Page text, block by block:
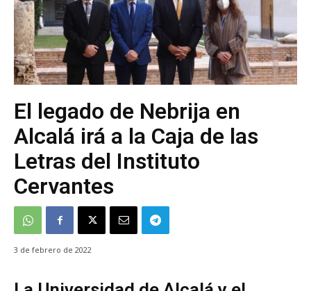
El legado de Nebrija en
Alcalá irá a la Caja de las
Letras del Instituto
Cervantes
3 de febrero de 2022